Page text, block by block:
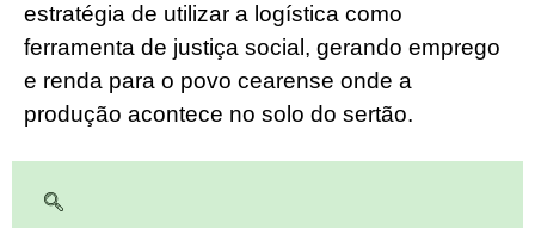
estratégia de utilizar a logística como
ferramenta de justiça social, gerando emprego
e renda para o povo cearense onde a
produção acontece no solo do sertão.